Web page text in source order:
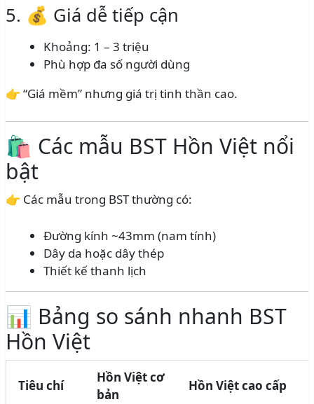
5. 💰 Giá dễ tiếp cận
Khoảng: 1 – 3 triệu
Phù hợp đa số người dùng
👉 “Giá mềm” nhưng giá trị tinh thần cao.
🛍️ Các mẫu BST Hồn Việt nổi
bật
👉 Các mẫu trong BST thường có:
Đường kính ~43mm (nam tính)
Dây da hoặc dây thép
Thiết kế thanh lịch
📊 Bảng so sánh nhanh BST
Hồn Việt
Tiêu chí
Hồn Việt cơ
bản
Hồn Việt cao cấp